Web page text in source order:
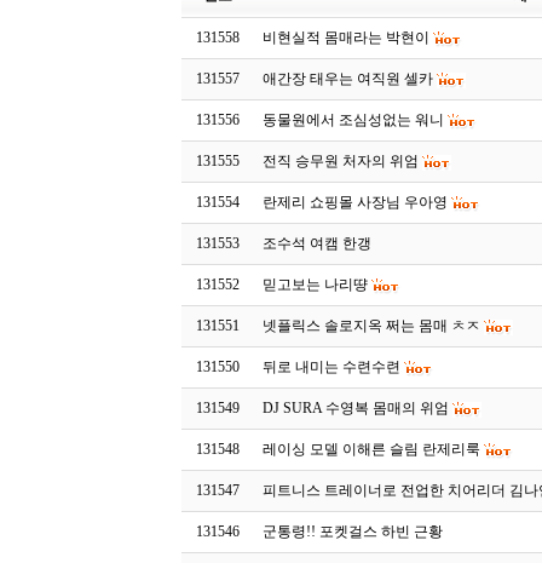
131558 비현실적 몸매라는 박현이
131557 애간장 태우는 여직원 셀카
131556 동물원에서 조심성없는 워니
131555 전직 승무원 처자의 위엄
131554 란제리 쇼핑몰 사장님 우아영
131553 조수석 여캠 한갱
131552 믿고보는 나리땽
131551 넷플릭스 솔로지옥 쩌는 몸매 ㅊㅈ
131550 뒤로 내미는 수련수련
131549 DJ SURA 수영복 몸매의 위엄
131548 레이싱 모델 이해른 슬림 란제리룩
131547 피트니스 트레이너로 전업한 치어리더 김나
131546 군통령!! 포켓걸스 하빈 근황